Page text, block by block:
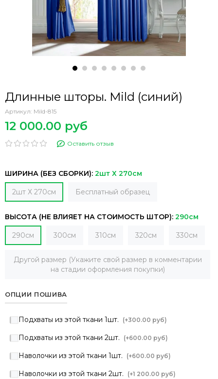
Длинные шторы. Mild (синий)
Артикул: Mild-815
12 000.00 руб
Оставить отзыв
ШИРИНА (БЕЗ СБОРКИ): 2шт Х 270см
2шт Х 270см Бесплатный образец
ВЫСОТА (НЕ ВЛИЯЕТ НА СТОИМОСТЬ ШТОР): 290см
290см 300см 310см 320см 330см
Другой размер (Укажите свой размер в комментарии
на стадии оформления покупки)
ОПЦИИ ПОШИВА
Подхваты из этой ткани 1шт. (+300.00 руб)
Подхваты из этой ткани 2шт. (+600.00 руб)
Наволочки из этой ткани 1шт. (+600.00 руб)
Наволочки из этой ткани 2шт. (+1 200.00 руб)